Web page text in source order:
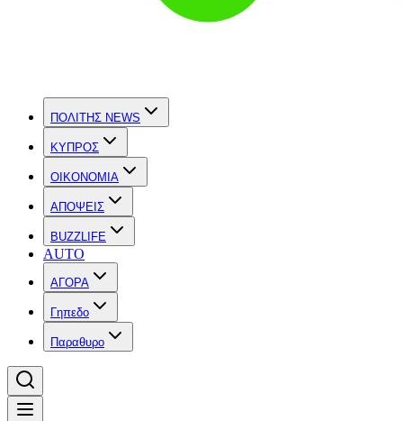
ΠΟΛΙΤΗΣ NEWS
ΚΥΠΡΟΣ
OIKONOMIA
ΑΠΟΨΕΙΣ
BUZZLIFE
AUTO
ΑΓΟΡΑ
Γηπεδο
Παραθυρο